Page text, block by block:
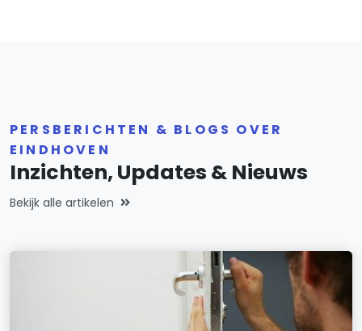
PERSBERICHTEN & BLOGS OVER
EINDHOVEN
Inzichten, Updates & Nieuws
Bekijk alle artikelen